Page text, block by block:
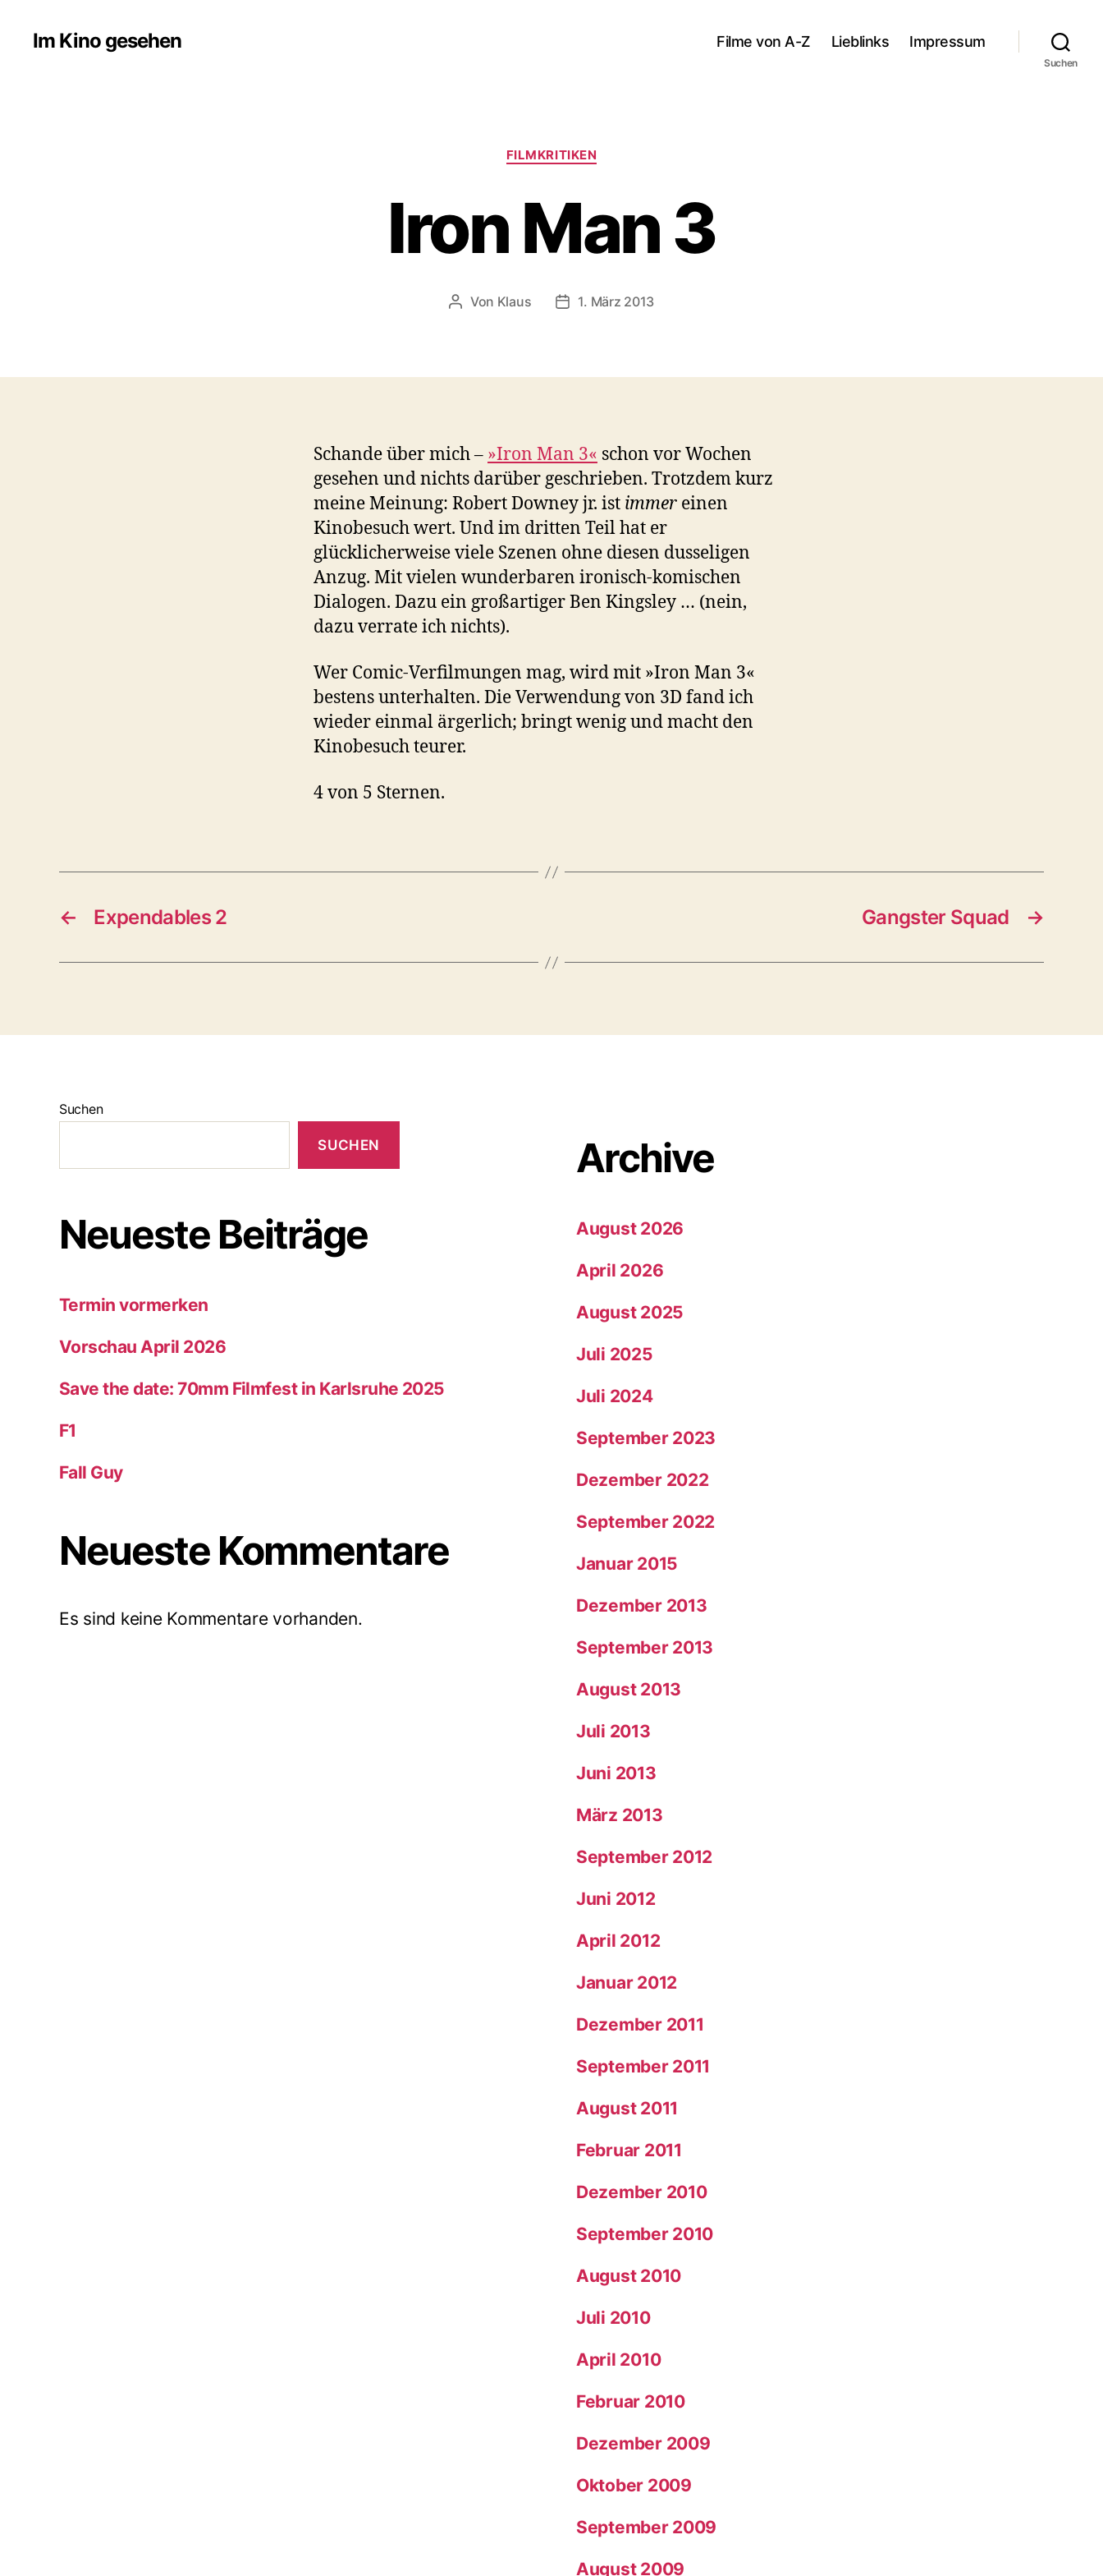
Im Kino gesehen Filme von A-Z Lieblinks Impressum
Suchen
Kategorien
FILMKRITIKEN
Iron Man 3
Beitragsautor
Von Klaus Veröffentlichungsdatum
1. März 2013
Schande über mich – »Iron Man 3« schon vor Wochen
gesehen und nichts darüber geschrieben. Trotzdem kurz
meine Meinung: Robert Downey jr. ist immer einen
Kinobesuch wert. Und im dritten Teil hat er
glücklicherweise viele Szenen ohne diesen dusseligen
Anzug. Mit vielen wunderbaren ironisch-komischen
Dialogen. Dazu ein großartiger Ben Kingsley … (nein,
dazu verrate ich nichts).
Wer Comic-Verfilmungen mag, wird mit »Iron Man 3«
bestens unterhalten. Die Verwendung von 3D fand ich
wieder einmal ärgerlich; bringt wenig und macht den
Kinobesuch teurer.
4 von 5 Sternen.
← Expendables 2 →
Gangster Squad
Suchen
SUCHEN
Neueste Beiträge
Termin vormerken
Vorschau April 2026
Save the date: 70mm Filmfest in Karlsruhe 2025
F1
Fall Guy
Neueste Kommentare
Es sind keine Kommentare vorhanden.
Archive
August 2026
April 2026
August 2025
Juli 2025
Juli 2024
September 2023
Dezember 2022
September 2022
Januar 2015
Dezember 2013
September 2013
August 2013
Juli 2013
Juni 2013
März 2013
September 2012
Juni 2012
April 2012
Januar 2012
Dezember 2011
September 2011
August 2011
Februar 2011
Dezember 2010
September 2010
August 2010
Juli 2010
April 2010
Februar 2010
Dezember 2009
Oktober 2009
September 2009
August 2009